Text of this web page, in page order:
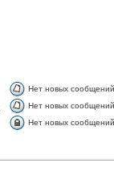
Нет новых сообщений
Нет новых
Нет новых